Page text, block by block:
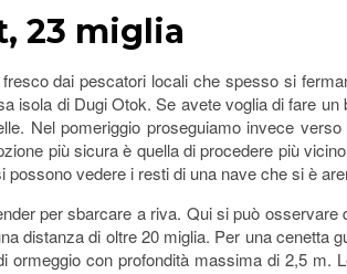
23 miglia
dai pescatori locali che spesso si
di Dugi Otok. Se avete voglia di fare un
Nel pomeriggio proseguiamo invece
più sicura è quella di procedere più
vedere i resti di una nave che si è
per sbarcare a riva. Qui si può osservare
distanza di oltre 20 miglia. Per una cenetta
con profondità massima di 2,5 m.